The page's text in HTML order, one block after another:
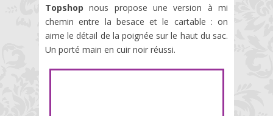
Topshop nous propose une version à mi
chemin entre la besace et le cartable : on
aime le détail de la poignée sur le haut du sac.
Un porté main en cuir noir réussi.